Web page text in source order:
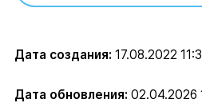
Дата создания: 17.08.2022
Дата обновления: 02.04.2026